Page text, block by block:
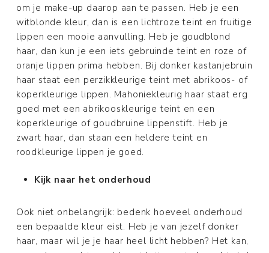
om je make-up daarop aan te passen. Heb je een
witblonde kleur, dan is een lichtroze teint en fruitige
lippen een mooie aanvulling. Heb je goudblond
haar, dan kun je een iets gebruinde teint en roze of
oranje lippen prima hebben. Bij donker kastanjebruin
haar staat een perzikkleurige teint met abrikoos- of
koperkleurige lippen. Mahoniekleurig haar staat erg
goed met een abrikooskleurige teint en een
koperkleurige of goudbruine lippenstift. Heb je
zwart haar, dan staan een heldere teint en
roodkleurige lippen je goed.
Kijk naar het onderhoud
Ook niet onbelangrijk: bedenk hoeveel onderhoud
een bepaalde kleur eist. Heb je van jezelf donker
haar, maar wil je je haar heel licht hebben? Het kan,